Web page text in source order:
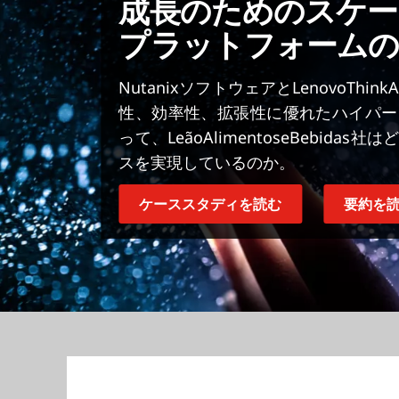
成長のためのスケ
プラットフォーム
Nutanixソフトウェアと
性、効率性、拡張性に優れたハイパ
って、LeãoAlimentoseBebidas社は
スを実現しているのか。
ケーススタディを読む 要約を